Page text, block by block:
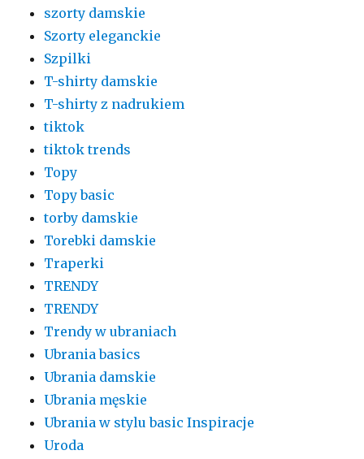
szorty damskie
Szorty eleganckie
Szpilki
T-shirty damskie
T-shirty z nadrukiem
tiktok
tiktok trends
Topy
Topy basic
torby damskie
Torebki damskie
Traperki
TRENDY
TRENDY
Trendy w ubraniach
Ubrania basics
Ubrania damskie
Ubrania męskie
Ubrania w stylu basic Inspiracje
Uroda